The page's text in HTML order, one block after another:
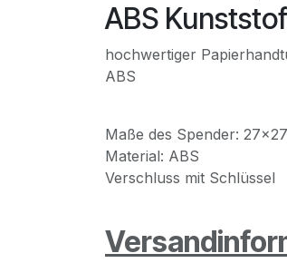
ABS
hochwertiger
ABS
Maße des Spender:
Material: ABS
Verschluss mit Schlüssel